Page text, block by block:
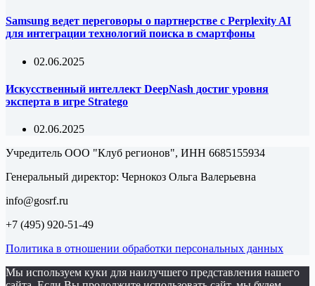
Samsung ведет переговоры о партнерстве с Perplexity AI
для интеграции технологий поиска в смартфоны
02.06.2025
Искусственный интеллект DeepNash достиг уровня
эксперта в игре Stratego
02.06.2025
Учредитель ООО "Клуб регионов", ИНН 6685155934
Генеральный директор: Чернокоз Ольга Валерьевна
info@gosrf.ru
+7 (495) 920-51-49
Политика в отношении обработки персональных данных
Мы используем куки для наилучшего представления нашего